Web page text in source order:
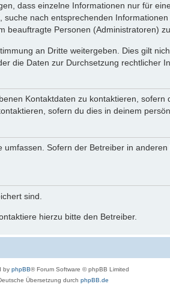
dass einzelne Informationen nur für
nach entsprechenden
beauftragte Personen (Administratoren)
an Dritte weitergeben. Dies gilt
die Daten zur Durchsetzung rechtlicher
Kontaktdaten zu kontaktieren,
sofern du dies in deinem
Sofern der Betreiber in
sind.
hierzu bitte den Betreiber.
by phpBB® Forum Software © phpBB Limited
Übersetzung durch phpBB.de